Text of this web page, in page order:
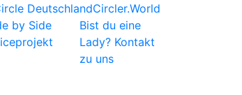
DeutschlandCircler.World
by Side
Bist du eine
Lady? Kontakt
zu uns